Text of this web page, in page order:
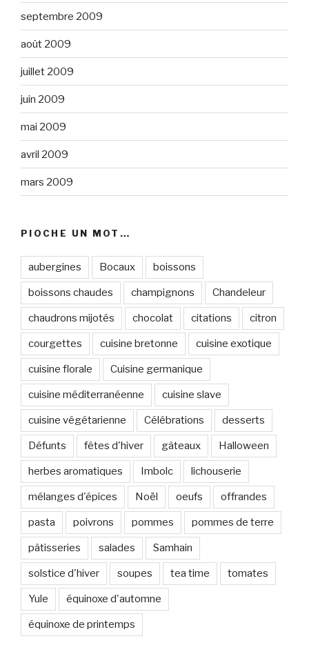
septembre 2009
août 2009
juillet 2009
juin 2009
mai 2009
avril 2009
mars 2009
PIOCHE UN MOT…
aubergines Bocaux boissons
boissons chaudes champignons Chandeleur
chaudrons mijotés chocolat citations citron
courgettes cuisine bretonne cuisine exotique
cuisine florale Cuisine germanique
cuisine méditerranéenne cuisine slave
cuisine végétarienne Célébrations desserts
Défunts fêtes d'hiver gâteaux Halloween
herbes aromatiques Imbolc lichouserie
mélanges d'épices Noël oeufs offrandes
pasta poivrons pommes pommes de terre
pâtisseries salades Samhain
solstice d'hiver soupes tea time tomates
Yule équinoxe d'automne
équinoxe de printemps